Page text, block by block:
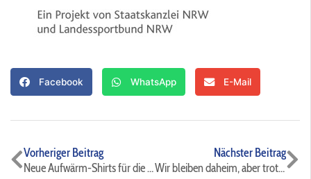
Facebook WhatsApp E-Mail
Zurück
Vorheriger Beitrag
Neue Aufwärm-Shirts für die B-Jugend des FC Hertha Rheidt ⚫️🔵⚽️
Nächster Beitrag
Wir bleiben daheim, aber trotzdem am Ball – Wir suchen den Bambini „Superstar“